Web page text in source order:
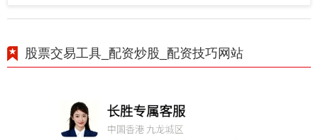
股票交易工具_配资炒股_配资技巧网站